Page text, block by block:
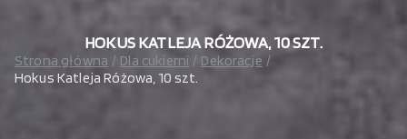
gastrono
HOKUS KATLEJA RÓŻOWA, 10 SZT.
Strona główna Dla cukierni
Dekoracje
Hokus Katleja Różowa, 10 szt.